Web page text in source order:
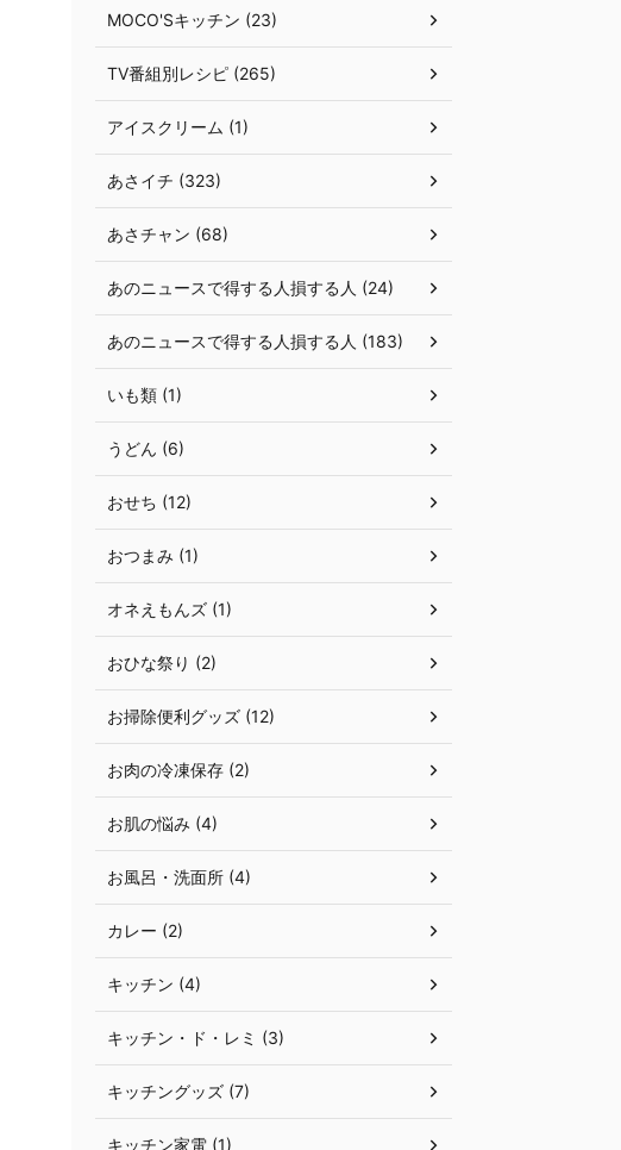
MOCO'Sキッチン (23)
TV番組別レシピ (265)
アイスクリーム (1)
あさイチ (323)
あさチャン (68)
あのニュースで得する人損する人 (24)
あのニュースで得する人損する人 (183)
いも類 (1)
うどん (6)
おせち (12)
おつまみ (1)
オネえもんズ (1)
おひな祭り (2)
お掃除便利グッズ (12)
お肉の冷凍保存 (2)
お肌の悩み (4)
お風呂・洗面所 (4)
カレー (2)
キッチン (4)
キッチン・ド・レミ (3)
キッチングッズ (7)
キッチン家電 (1)